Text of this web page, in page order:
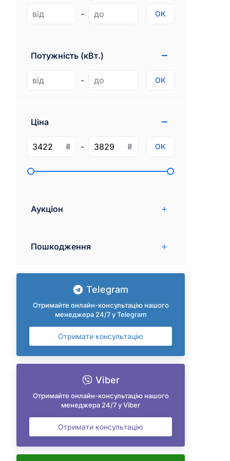
- ОК
Потужність (кВт.)
- ОК
Ціна
₴ - ₴ ОК
Аукціон
Пошкодження
Telegram
Отримайте онлайн-консультацію нашого
менеджера 24/7 у Telegram
Отримати консультацію
Viber
Отримайте онлайн-консультацію нашого
менеджера 24/7 у Viber
Отримати консультацію